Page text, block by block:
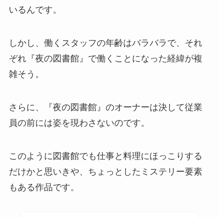
いるんです。
しかし、働くスタッフの年齢はバラバラで、それ
ぞれ『夜の図書館』で働くことになった経緯が複
雑そう。
さらに、『夜の図書館』のオーナーは決して従業
員の前には姿を現わさないのです。
このように図書館でも仕事と料理にほっこりする
だけかと思いきや、ちょっとしたミステリー要素
もある作品です。